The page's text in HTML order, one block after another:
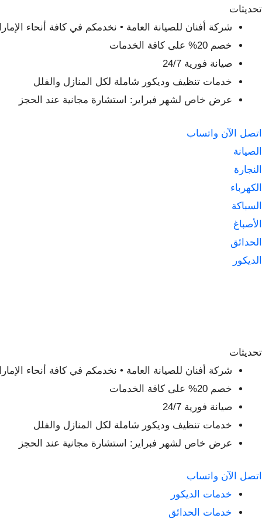
التجاوز
المحتوى
تحديثات
شركة أفنان للصيانة العامة • نخدمكم في كافة أنحاء
خصم 20% على كافة الخدمات
صيانة فورية 24/7
خدمات تنظيف وديكور شاملة لكل المنازل والفلل
عرض خاص لشهر فبراير: استشارة مجانية عند الحجز
اتصل الآن واتساب
الصيانة
النجارة
الكهرباء
السباكة
الأصباغ
الحدائق
الديكور
تحديثات
شركة أفنان للصيانة العامة • نخدمكم في كافة أنحاء
خصم 20% على كافة الخدمات
صيانة فورية 24/7
خدمات تنظيف وديكور شاملة لكل المنازل والفلل
عرض خاص لشهر فبراير: استشارة مجانية عند الحجز
اتصل الآن واتساب
خدمات الديكور
خدمات الحدائق